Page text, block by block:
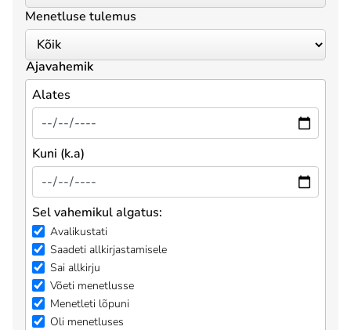
Menetluse tulemus
Ajavahemik
Alates
Kuni (k.a)
Sel vahemikul algatus:
Avalikustati
Saadeti allkirjastamisele
Sai allkirju
Võeti menetlusse
Menetleti lõpuni
Oli menetluses